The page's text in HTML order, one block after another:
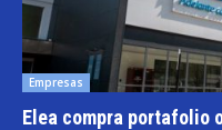
Empresas
Elea compra portafolio